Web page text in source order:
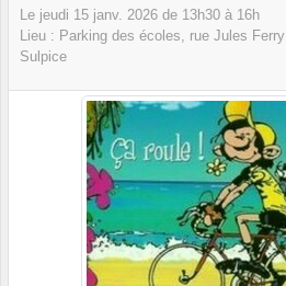
Le jeudi 15 janv. 2026 de 13h30 à 16h
Lieu : Parking des écoles, rue Jules Ferry
Sulpice